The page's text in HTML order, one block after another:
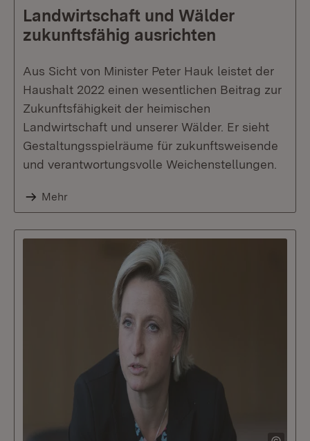
Landwirtschaft und Wälder
zukunftsfähig ausrichten
Aus Sicht von Minister Peter Hauk leistet der
Haushalt 2022 einen wesentlichen Beitrag zur
Zukunftsfähigkeit der heimischen
Landwirtschaft und unserer Wälder. Er sieht
Gestaltungsspielräume für zukunftsweisende
und verantwortungsvolle Weichenstellungen.
Mehr